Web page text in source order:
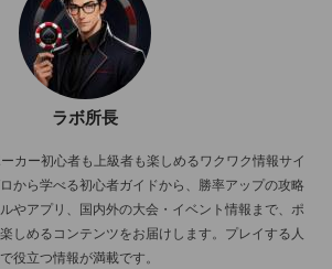
ラボ所長
カー初心者も上級者も楽しめるワクワク情報サイ
から学べる初心者ガイドから、勝率アップの攻略
やアプリ、国内外の大会・イベント情報まで、ポ
しめるコンテンツをお届けします。プレイする人
役立つ情報が満載です。